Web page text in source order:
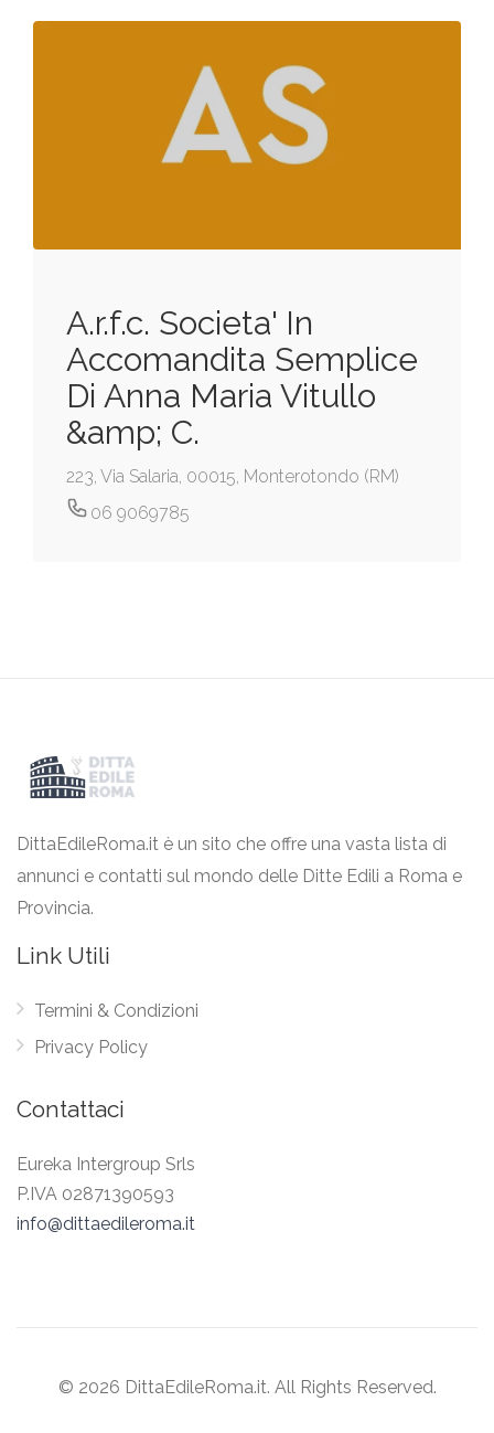
A.r.f.c. Societa' In
Accomandita Semplice
Di Anna Maria Vitullo
&amp; C.
223, Via Salaria, 00015, Monterotondo (RM)
06 9069785
DittaEdileRoma.it è un sito che offre una vasta lista di
annunci e contatti sul mondo delle Ditte Edili a Roma e
Provincia.
Link Utili
Termini & Condizioni
Privacy Policy
Contattaci
Eureka Intergroup Srls
P.IVA 02871390593
info@dittaedileroma.it
© 2026 DittaEdileRoma.it. All Rights Reserved.